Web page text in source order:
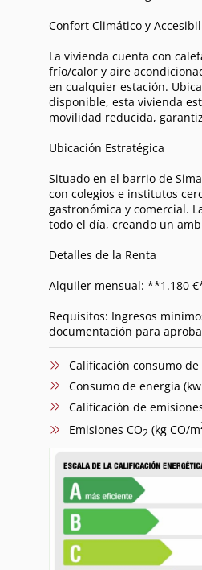
Confort Climático y
La vivienda cuenta con
frío/calor y aire
en cualquier estación.
disponible, esta vivienda
movilidad reducida,
Ubicación Estratégica
Situado en el barrio de
con colegios e institutos
gastronómica y comercial.
todo el día, creando un
Detalles de la Renta
Alquiler mensual: **1.180
Requisitos: Ingresos
documentación para
Calificación consumo
Consumo de energía
Calificación de
Emisiones CO2 (kg CO/m